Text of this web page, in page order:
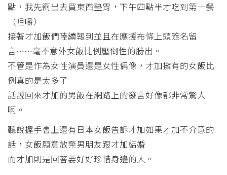
點，我先衝出去買東西墊胃，下午四點半才吃到第一餐
（咀嚼）
接著才加飯們陸續報到並且在應援布條上頭簽名留
言……毫不意外女飯比例壓倒性的勝出。
不管是作為女性演員還是女性偶像，才加擁有的女飯比
例真的是太多了
話說回來才加的男飯在網路上的發言好像都非常驚人
啊。
聽說握手會上還有日本女飯告訴才加如果才加不介意的
話，女飯願意放棄男朋友跟才加結婚
而才加則是回答要好好珍惜身邊的人。